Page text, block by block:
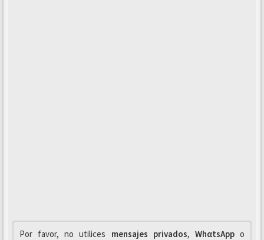
Por favor, no utilices mensajes privados, WhαtsAppo